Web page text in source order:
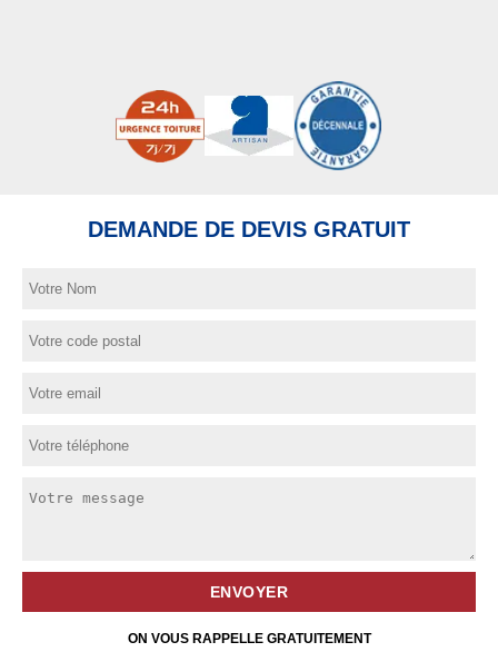
DEMANDE DE DEVIS GRATUIT
ON VOUS RAPPELLE GRATUITEMENT